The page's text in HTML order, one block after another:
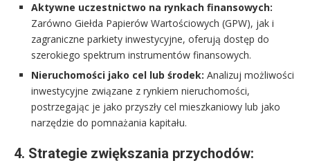
Aktywne uczestnictwo na rynkach finansowych:
Zarówno Giełda Papierów Wartościowych (GPW), jak i
zagraniczne parkiety inwestycyjne, oferują dostęp do
szerokiego spektrum instrumentów finansowych.
Nieruchomości jako cel lub środek: Analizuj możliwości
inwestycyjne związane z rynkiem nieruchomości,
postrzegając je jako przyszły cel mieszkaniowy lub jako
narzędzie do pomnażania kapitału.
4. Strategie zwiększania przychodów: